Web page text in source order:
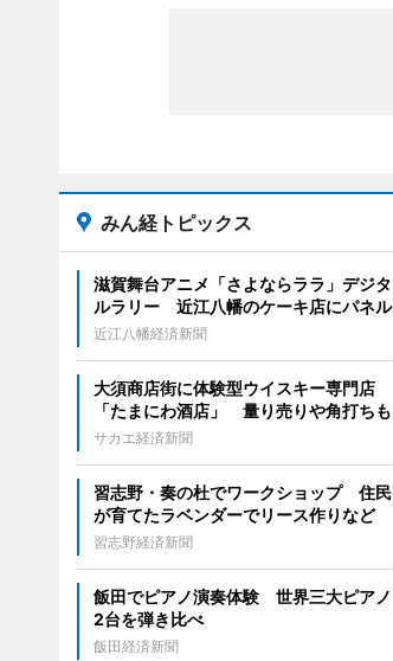
みん経トピックス
滋賀舞台アニメ「さよならララ」デジタ
ルラリー 近江八幡のケーキ店にパネル
近江八幡経済新聞
大須商店街に体験型ウイスキー専門店
「たまにわ酒店」 量り売りや角打ちも
サカエ経済新聞
習志野・奏の杜でワークショップ 住民
が育てたラベンダーでリース作りなど
習志野経済新聞
飯田でピアノ演奏体験 世界三大ピアノ
2台を弾き比べ
飯田経済新聞